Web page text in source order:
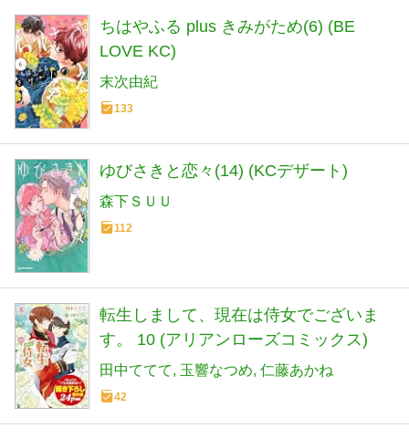
ちはやふる plus きみがため(6) (BE
LOVE KC)
末次由紀
133
ゆびさきと恋々(14) (KCデザート)
森下ＳＵＵ
112
転生しまして、現在は侍女でございま
す。 10 (アリアンローズコミックス)
田中ててて 玉響なつめ 仁藤あかね
42